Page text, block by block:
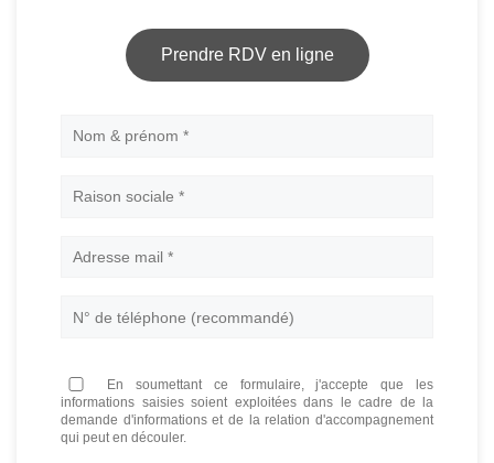
Prendre RDV en ligne
Nom
En soumettant ce formulaire, j'accepte que les
informations saisies soient exploitées dans le cadre de la
demande d'informations et de la relation d'accompagnement
qui peut en découler.